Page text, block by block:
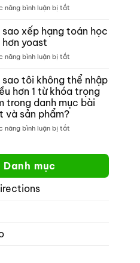
kiếm
một
thể
năng bình luận bị tắt
meta
soát
cách
hiển
thị
hội
sao xếp hạng toán học
yoast
năng bình luận bị tắt
sao
xếp
hạng
toán
sao tôi không thể nhập
hơn 1 từ khóa trọng
trong danh mục bài
và sản phẩm?
năng bình luận bị tắt
thể
Danh mục